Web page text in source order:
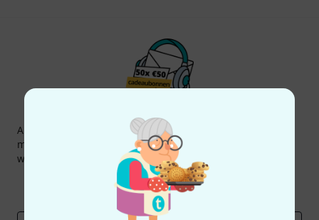
Thomann nieuwsbrief
Abonneer u op de Thomann-nieuwsbrief in het Engels en
met een beetje geluk kunt u een van
waarde van
per stuk winnen!
Inspirerende bijdragen
Aanbiedingen
Thomann-inzichten